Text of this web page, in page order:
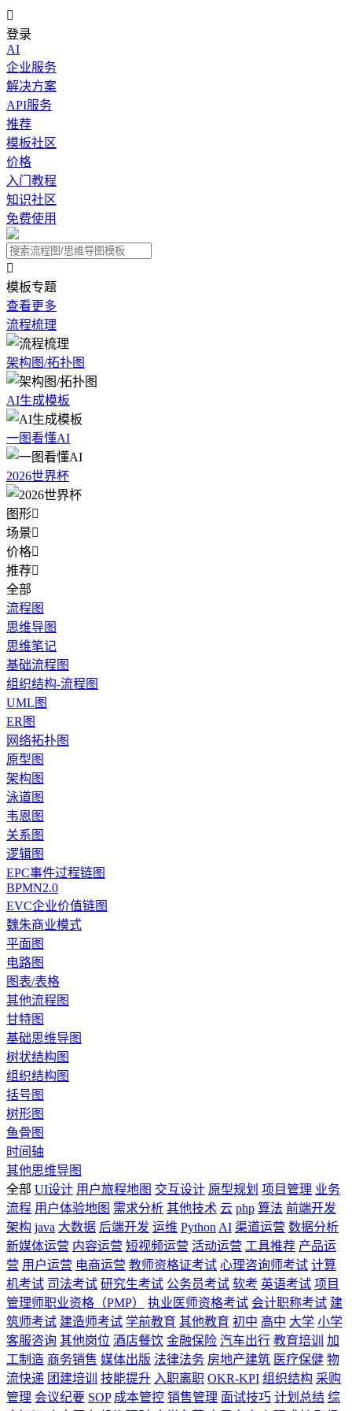

登录
AI
企业服务
解决方案
API服务
推荐
模板社区
价格
入门教程
知识社区
免费使用

模板专题
查看更多
流程梳理
架构图/拓扑图
AI生成模板
一图看懂AI
2026世界杯
图形
场景
价格
推荐
全部
流程图
思维导图
思维笔记
基础流程图
组织结构-流程图
UML图
ER图
网络拓扑图
原型图
架构图
泳道图
韦恩图
关系图
逻辑图
EPC事件过程链图
BPMN2.0
EVC企业价值链图
魏朱商业模式
平面图
电路图
图表/表格
其他流程图
甘特图
基础思维导图
树状结构图
组织结构图
括号图
树形图
鱼骨图
时间轴
其他思维导图
全部 UI设计 用户旅程地图 交互设计 原型规划 项目管理 业务
流程 用户体验地图 需求分析 其他技术 云 php 算法 前端开发
架构 java 大数据 后端开发 运维 Python AI 渠道运营 数据分析
新媒体运营 内容运营 短视频运营 活动运营 工具推荐 产品运
营 用户运营 电商运营 教师资格证考试 心理咨询师考试 计算
机考试 司法考试 研究生考试 公务员考试 软考 英语考试 项目
管理师职业资格（PMP）
执业医师资格考试 会计职称考试 建
筑师考试 建造师考试 学前教育 其他教育 初中 高中 大学 小学
客服咨询 其他岗位 酒店餐饮 金融保险 汽车出行 教育培训
加
工制造 商务销售 媒体出版 法律法务 房地产建筑 医疗保健 物
流快递 团建培训 技能提升 入职离职 OKR-KPI 组织结构 采购
管理 会议纪要 SOP 成本管控 销售管理 面试技巧 计划总结 综